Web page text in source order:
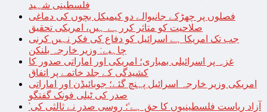
فلسطینی شہید
فصلوں پر چھڑکے جانیوالے دو کیمیکل بچوں کی دماغی
صلاحیت کو متاثر کررہے ہیں، امریکی تحقیق
جب تک امریکا ہے اسرائیل کو دفاع کی فکر نہیں کرنی
چاہیے: وزیر خارجہ بلنکن
غزہ پر اسرائیلی بمباری؛ امریکی اور اماراتی صدور کا
کشیدگی کے جلد خاتمے پر اتفاق
امریکی وزیر خارجہ اسرائیل پہنچ گئے؛ جوبائیڈن اور اماراتی
صدر کی ٹیلی فونک گفتگو
’آزاد ریاست فلسطینیوں کا حق ہے‘؛ روسی صدر نے ثالثی کی